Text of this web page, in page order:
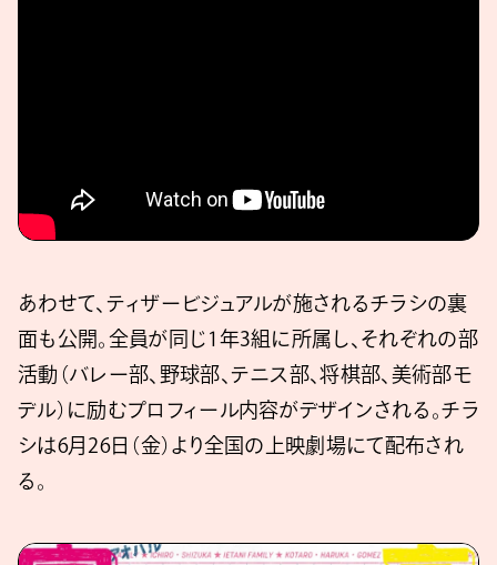
あわせて、ティザービジュアルが施されるチラシの裏
面も公開。全員が同じ1年3組に所属し、それぞれの部
活動（バレー部、野球部、テニス部、将棋部、美術部モ
デル）に励むプロフィール内容がデザインされる。チラ
シは6月26日（金）より全国の上映劇場にて配布され
る。